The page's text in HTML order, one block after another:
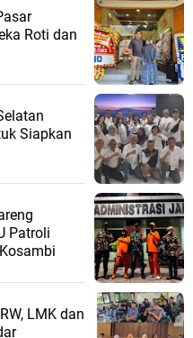
Roti dan
Siapkan
Patroli
LMK dan